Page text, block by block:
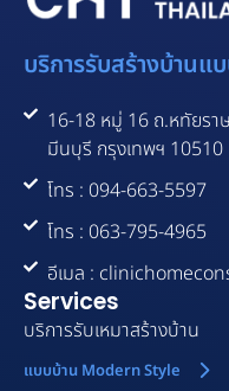
บริการรับสร้างบ้าน
16-18 หมู่ 16 ถ.หทัยรา
มีนบุรี กรุงเทพฯ 10510
โทร : 094-663-5597
โทร : 063-795-4965
อีเมล :
Services
บริการรับเหมาสร้างบ้าน
แบบบ้าน Modern Style